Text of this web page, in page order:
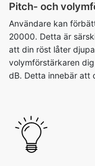
Pitch- och
Användare kan
20000. Detta är
att din röst låter
volymförstärkaren
dB. Detta innebär att